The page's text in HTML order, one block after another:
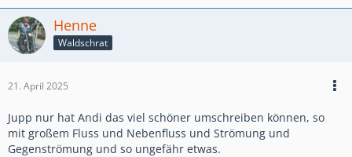
Henne
Waldschrat
21. April 2025
Jupp nur hat Andi das viel schöner umschreiben können, so
mit großem Fluss und Nebenfluss und Strömung und
Gegenströmung und so ungefähr etwas.